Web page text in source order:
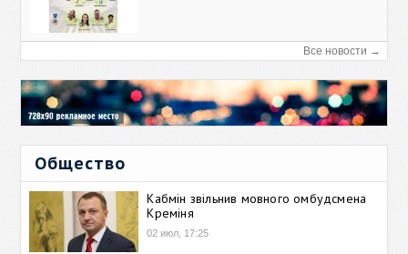
Все новости →
Общество
Кабмін звільнив мовного омбудсмена
Креміня
02 июл, 17:25